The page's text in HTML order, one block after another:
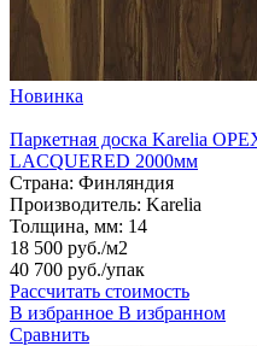
Новинка
Паркетная доска Karelia
LACQUERED 2000мм
Страна: Финляндия
Производитель: Karelia
Толщина, мм: 14
18 500 руб./м2
40 700 руб./упак
Рассчитать стоимость
В избранное В избранном
Сравнить